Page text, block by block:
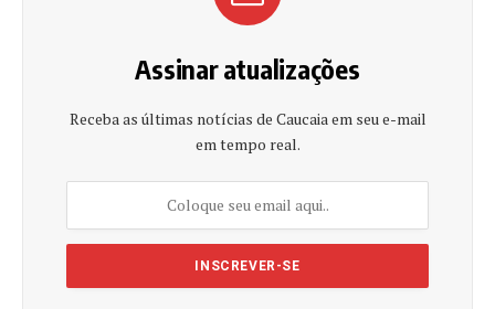
Assinar atualizações
Receba as últimas notícias de Caucaia em seu e-mail
em tempo real.